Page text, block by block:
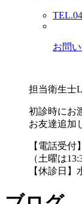
お問
担当衛生士
初診時にお
お友達追加
【電話受付
（土曜は
【休診日】